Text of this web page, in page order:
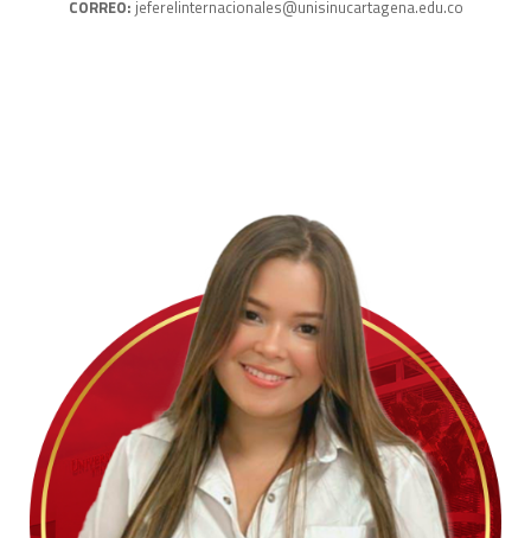
CORREO: jeferelinternacionales@unisinucartagena.edu.co